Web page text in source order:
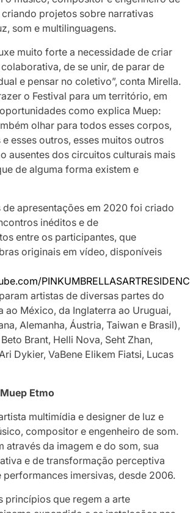
projetos sobre narrativas
som e multilinguagens.
muito forte a necessidade de criar
de se unir, de parar de
e pensar no coletivo”, conta Mirella.
o Festival para um território, em
como explica Muep:
olhar para todos esses corpos,
esses outros, esses muitos outros
ausentes dos circuitos culturais mais
de alguma forma existem e
de apresentações em 2020 foi criado
inéditos e de
entre os participantes, que
originais em vídeo, disponíveis
artistas de diversas partes do
ao México, da Inglaterra ao Uruguai,
Alemanha, Áustria, Taiwan e Brasil),
Brant, Helli Nova, Seht Zhan,
Dykier, VaBene Elikem Fiatsi, Lucas
Etmo
multimídia e designer de luz e
compositor e engenheiro de som.
através da imagem e do som, sua
e de transformação perceptiva
performances imersivas, desde 2006.
princípios que regem a arte